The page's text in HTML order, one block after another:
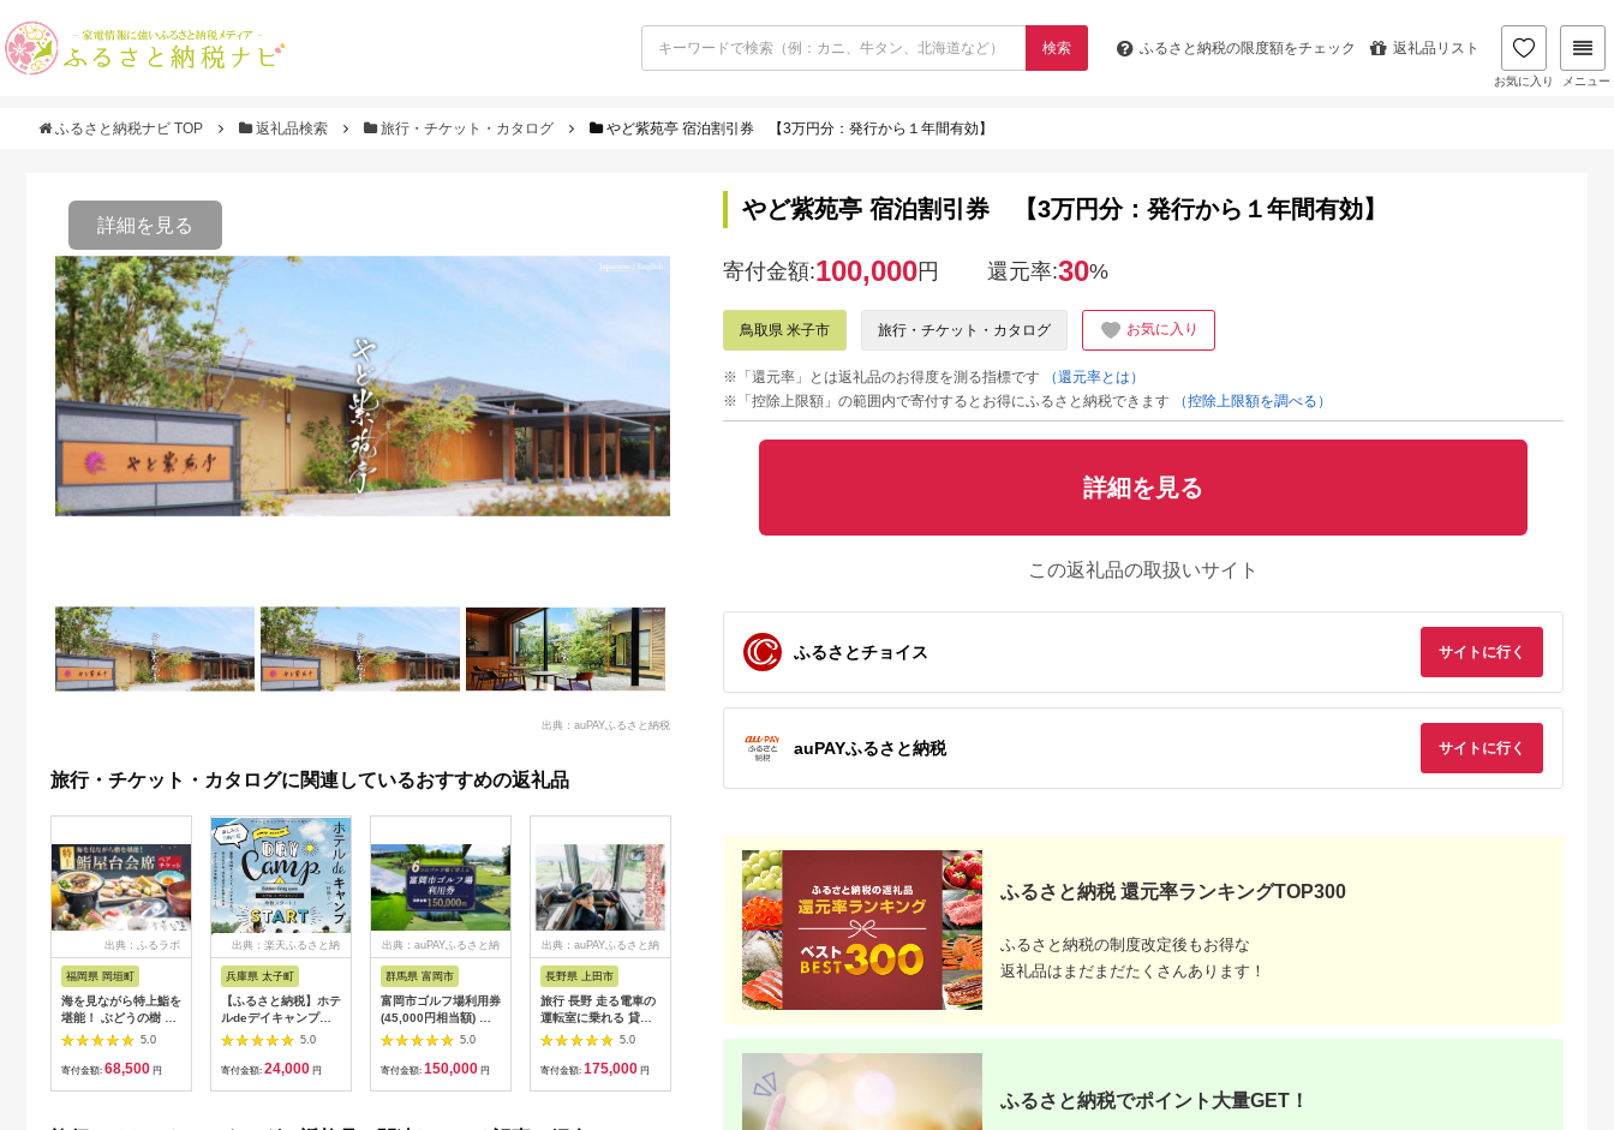
検索 ふるさと納税の限度額をチェック 返礼品リスト
お気に入り メニュー
ふるさと納税ナビ TOP 返礼品検索 旅行・チケット・カタログ やど紫苑亭 宿泊割引券 【3万円分：発行から１年間有効】
詳細を見る
出典：auPAYふるさと納税
旅行・チケット・カタログに関連しているおすすめの返礼品
出典：ふるラボ
福岡県 岡垣町
海を見ながら特上鮨を
堪能！ ぶどうの樹 鮨
屋台ペア お食事券 海
鮮 海 屋台 食事 ペア
福岡県 岡垣町
5.0
寄付金額: 68,500 円
出典：楽天ふるさと納
兵庫県 太子町
【ふるさと納税】ホテ
ルdeデイキャンプ体
験チケット
【1364991】
5.0
寄付金額: 24,000 円
出典：auPAYふるさと納
群馬県 富岡市
富岡市ゴルフ場利用券
(45,000円相当額) ゴ
ルフ チケット 平日 土
日 祝日 プレー券 関東
群馬県 首都圏 F20E-
5.0
寄付金額: 150,000 円
出典：auPAYふるさと納
長野県 上田市
旅行 長野 走る電車の
運転室に乗れる 貸切
列車でお仕事体験 体
験 チケット 電車 鉄道
列車 サービス 子供 子
5.0
寄付金額: 175,000 円
出典：dショッピングふ
るさと納税
岐阜県 可児市
富士カントリー可児ク
5.0
500,000
出典：auPAYふるさと納
税
静岡県 伊東市
伊東園ホテル・伊東園
1泊2日2食付き(1名様
【1044937】
5.0
寄付金額:
出典：ふるさとプレミ
アム
神奈川県 大磯町
お土産 父の日 贈答品
5.0
出典：JALふるさと納税
沖縄県 石垣市
5.0 5.0
やど紫苑亭 宿泊割引券 【3万円分：発行から１年間有効】
寄付金額:100,000円 還元率:30%
鳥取県 米子市 旅行・チケット・カタログ お気に入り
※「還元率」とは返礼品のお得度を測る指標です
（還元率とは）
※「控除上限額」の範囲内で寄付するとお得にふるさと納税できます
（控除上限額を調べる）
詳細を見る
この返礼品の取扱いサイト
ふるさとチョイス サイトに行く
auPAYふるさと納税 サイトに行く
ふるさと納税 還元率ランキングTOP300
ふるさと納税の制度改定後もお得な
返礼品はまだまだたくさんあります！
ふるさと納税でポイント大量GET！